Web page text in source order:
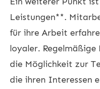
Leistungen**.
für ihre Arbeit
loyaler. Regelmäßige
die Möglichkeit zur
die ihren Interessen